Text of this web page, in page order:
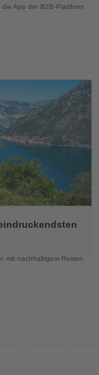
App der B2B-Plattform
mit nachhaltigem Reisen